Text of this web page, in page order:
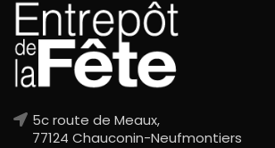
5c route de Meaux,
77124 Chauconin-Neufmontiers